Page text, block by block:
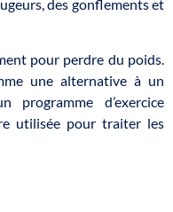
des gonflements et
pour perdre du poids.
une alternative à un
d’exercice
utilisée pour traiter les